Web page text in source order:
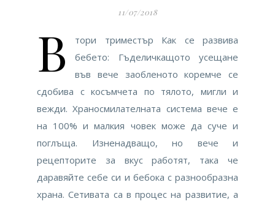
11/07/2018
В
тори триместър Как се развива
бебето: Гъделичкащото усещане
във вече заобленото коремче се
сдобива с косъмчета по тялото, мигли и
вежди. Храносмилателната система вече е
на 100% и малкия човек може да суче и
поглъща. Изненадващо, но вече и
рецепторите за вкус работят, така че
даравяйте себе си и бебока с разнообразна
храна. Сетивата са в процес на развитие, а